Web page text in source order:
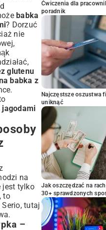
babka
? Dorzuć
nie
glutenu
babka z
jagodami
na
jest tylko
to
tutaj
–
Ćwiczenia dla
poradnik
Najczęstsze oszustwa
uniknąć
Jak oszczędzać na
30+ sprawdzonych